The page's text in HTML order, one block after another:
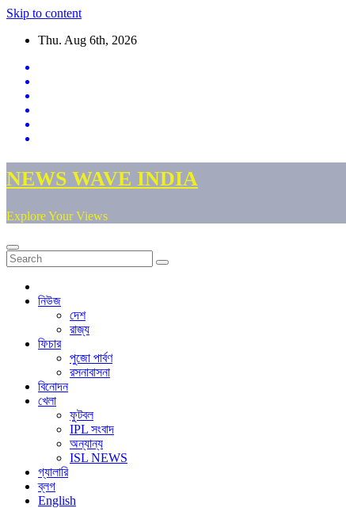
Skip to content
Thu. Aug 6th, 2026
NEWS WAVE INDIA
Explore Your Views
নিউজ
দেশ
রাজ্য
ফিচার
পুজো পার্বণ
রসনাবাসনা
বিনোদন
খেলা
ফুটবল
IPL সংবাদ
অন্যান্য
ISL NEWS
গ্যালারি
ব্লগ
English